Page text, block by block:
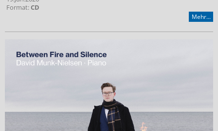
Format:CD
Mehr...